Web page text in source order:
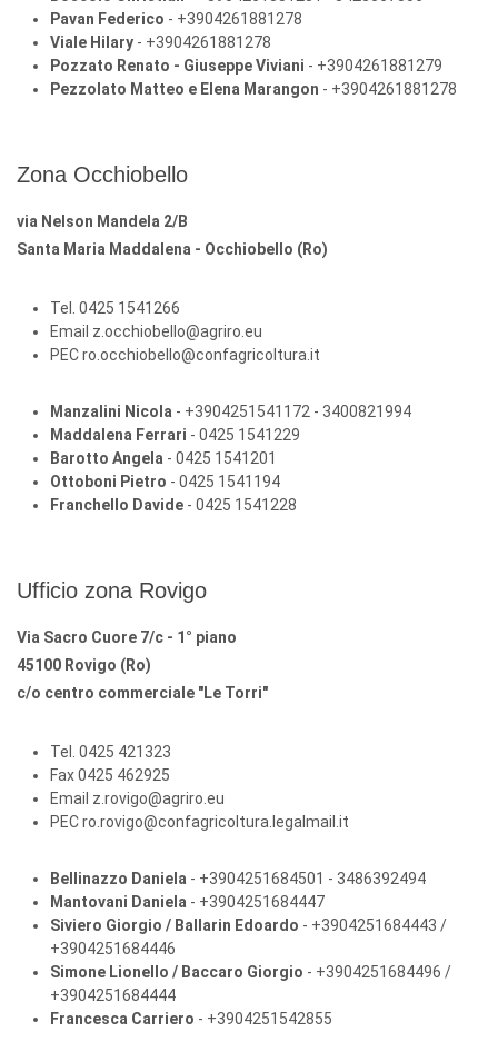
Pavan Federico - +3904261881278
Viale Hilary - +3904261881278
Pozzato Renato - Giuseppe Viviani - +3904261881279
Pezzolato Matteo e Elena Marangon - +3904261881278
Zona Occhiobello
via Nelson Mandela 2/B
Santa Maria Maddalena - Occhiobello (Ro)
Tel. 0425 1541266
Email z.occhiobello@agriro.eu
PEC ro.occhiobello@confagricoltura.it
Manzalini Nicola - +3904251541172 - 3400821994
Maddalena Ferrari - 0425 1541229
Barotto Angela - 0425 1541201
Ottoboni Pietro - 0425 1541194
Franchello Davide - 0425 1541228
Ufficio zona Rovigo
Via Sacro Cuore 7/c - 1° piano
45100 Rovigo (Ro)
c/o centro commerciale "Le Torri"
Tel. 0425 421323
Fax 0425 462925
Email z.rovigo@agriro.eu
PEC ro.rovigo@confagricoltura.legalmail.it
Bellinazzo Daniela - +3904251684501 - 3486392494
Mantovani Daniela - +3904251684447
Siviero Giorgio / Ballarin Edoardo - +3904251684443 /
+3904251684446
Simone Lionello / Baccaro Giorgio - +3904251684496 /
+3904251684444
Francesca Carriero - +3904251542855